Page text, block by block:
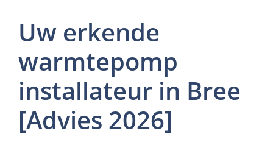
Uw erkende
warmtepomp
installateur in Bree
[Advies 2026]